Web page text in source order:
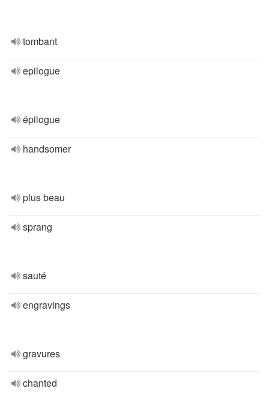
tombant
epilogue
épilogue
handsomer
plus beau
sprang
sauté
engravings
gravures
chanted